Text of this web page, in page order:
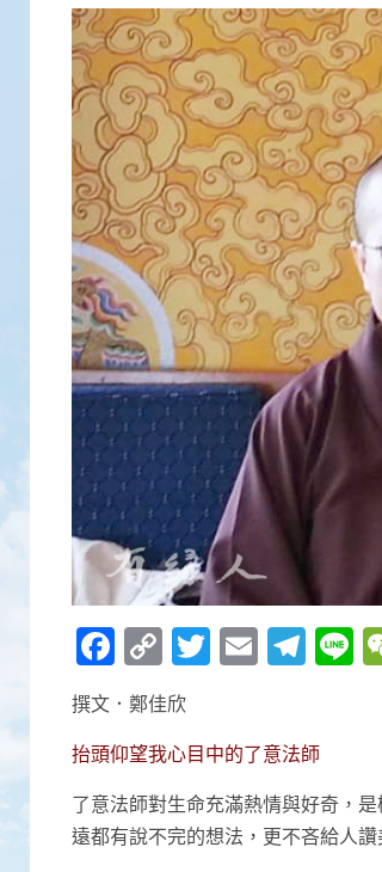
Facebook
Copy
Link
Twitter
Email
撰文．鄭佳欣
抬頭仰望我心目中的了意法師
了意法師對生命充滿熱情與好奇，
遠都有說不完的想法，更不吝給人